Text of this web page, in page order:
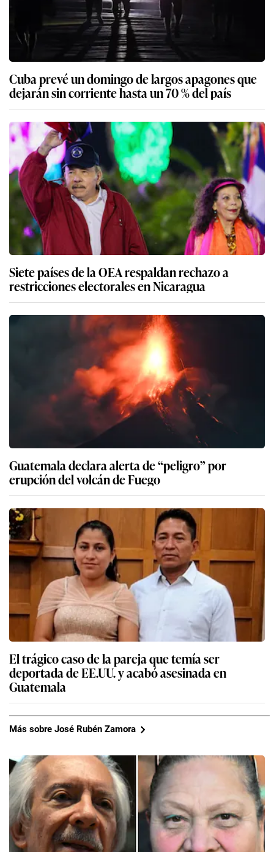
Cuba prevé un domingo de largos apagones que
dejarán sin corriente hasta un 70 % del país
Siete países de la OEA respaldan rechazo a
restricciones electorales en Nicaragua
Guatemala declara alerta de “peligro” por
erupción del volcán de Fuego
El trágico caso de la pareja que temía ser
deportada de EE.UU. y acabó asesinada en
Guatemala
Más sobre José Rubén Zamora